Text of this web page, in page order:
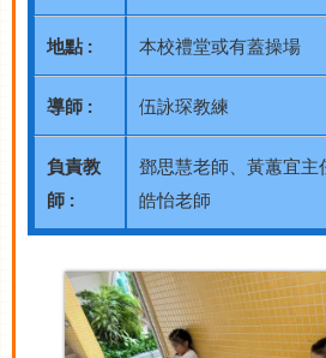
地點 : 本校禮堂或有蓋操場
導師 : 伍詠琛教練
負責教
師 :
鄧思慧老師、黃蕙宜主
皓怡老師